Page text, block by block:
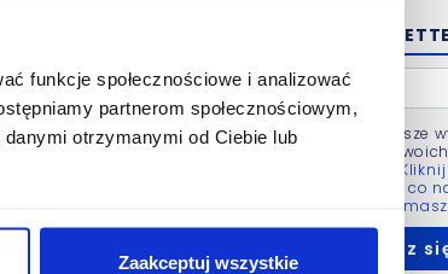
funkcje społecznościowe i analizować
partnerom społecznościowym,
otrzymanymi od Ciebie lub
Zaakceptuj wszystkie
Zgodę możesz zawsze
Administratorem
się więcej m.in. po co
Twoje dane i jakie